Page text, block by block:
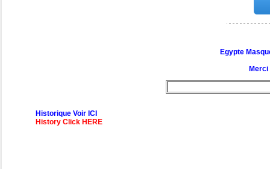
Egypte
Historique Voir ICI
History Click HERE